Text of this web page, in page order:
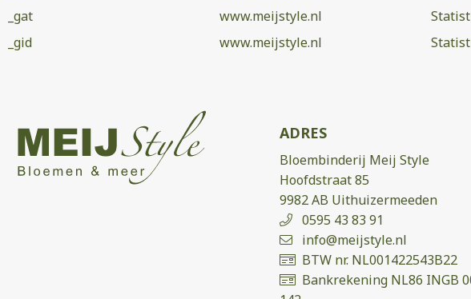
_gat
www.meijstyle.nl
_gid
www.meijstyle.nl
ADRES
Bloembinderij Meij Style
Hoofdstraat 85
9982 AB Uithuizermeeden
0595 43 83 91
info@meijstyle.nl
BTW nr. NL001422543B22
Bankrekening NL86 INGB